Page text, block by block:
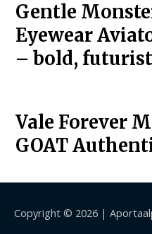
Gentle
Eyewear
– bold,
Vale Forever
GOAT
Copyright © 2026 |